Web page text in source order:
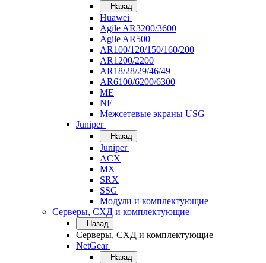
Назад
Huawei
Agile AR3200/3600
Agile AR500
AR100/120/150/160/200
AR1200/2200
AR18/28/29/46/49
AR6100/6200/6300
ME
NE
Межсетевые экраны USG
Juniper
Назад
Juniper
ACX
MX
SRX
SSG
Модули и комплектующие
Серверы, СХД и комплектующие
Назад
Серверы, СХД и комплектующие
NetGear
Назад